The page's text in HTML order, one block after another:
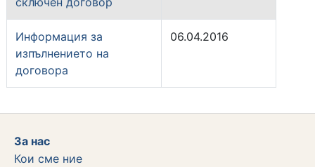
Информация за
изпълнението на
договора
06.04.2016
За нас
Кои сме ние